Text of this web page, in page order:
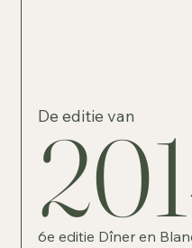
De editie van
6e editie Dîner en